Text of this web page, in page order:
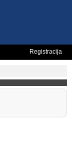
Registracija